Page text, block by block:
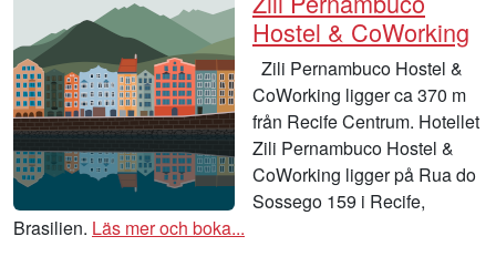
Hostel & CoWorking
Zili Pernambuco Hostel &
CoWorking ligger ca 370 m
från Recife Centrum. Hotellet
Zili Pernambuco Hostel &
CoWorking ligger på Rua do
Sossego 159 i Recife,
Brasilien. Läs mer och boka...